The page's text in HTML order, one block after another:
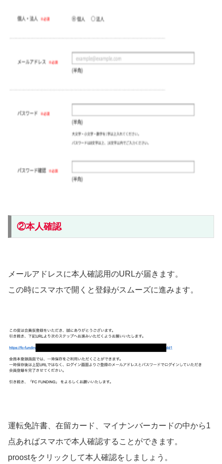
②本人確認
メールアドレスに本人確認用のURLが届きます。
この時にスマホで開くと登録がスムーズに進みます。
運転免許書、在留カード、マイナンバーカードの中から1
点あればスマホで本人確認することができます。
proostをクリックして本人確認をしましょう。